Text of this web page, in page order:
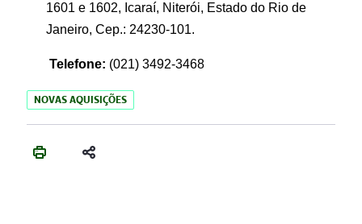
1601 e 1602, Icaraí, Niterói, Estado do Rio de
Janeiro, Cep.: 24230-101.
Telefone: (021) 3492-3468
NOVAS AQUISIÇÕES